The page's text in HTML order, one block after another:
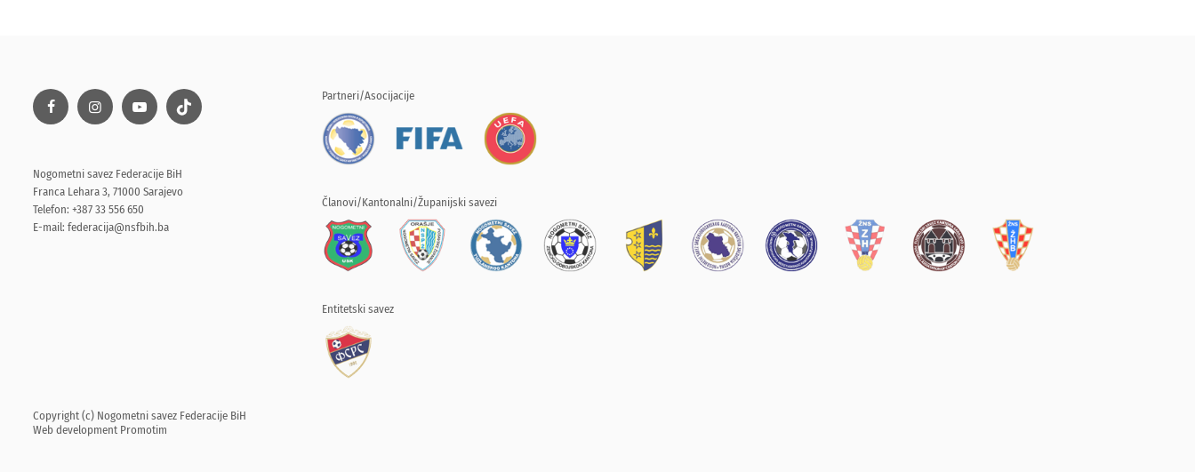
Nogometni savez Federacije BiH
Franca Lehara 3, 71000 Sarajevo
Telefon: +387 33 556 650
E-mail: federacija@nsfbih.ba
Partneri/Asocijacije
Članovi/Kantonalni/Županijski savezi
Entitetski savez
Copyright (c) Nogometni savez Federacije BiH
Web development Promotim